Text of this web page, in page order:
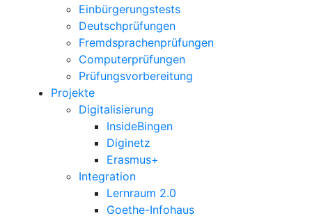
Einbürgerungstests
Deutschprüfungen
Fremdsprachenprüfungen
Computerprüfungen
Prüfungsvorbereitung
Projekte
Digitalisierung
InsideBingen
Diginetz
Erasmus+
Integration
Lernraum 2.0
Goethe-Infohaus